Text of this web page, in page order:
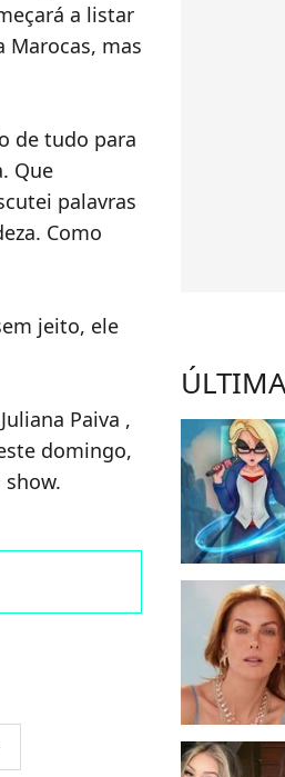
a listar
Marocas, mas
de tudo para
Que
palavras
Como
jeito, ele
Paiva ,
domingo,